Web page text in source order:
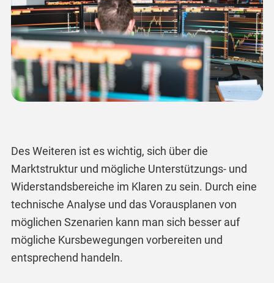
Des Weiteren ist es wichtig, sich über die
Marktstruktur und mögliche Unterstützungs- und
Widerstandsbereiche im Klaren zu sein. Durch eine
technische Analyse und das Vorausplanen von
möglichen Szenarien kann man sich besser auf
mögliche Kursbewegungen vorbereiten und
entsprechend handeln.